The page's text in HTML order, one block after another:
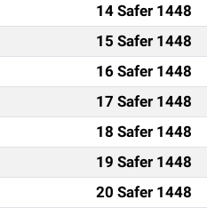
14 Safer 1448
15 Safer 1448
16 Safer 1448
17 Safer 1448
18 Safer 1448
19 Safer 1448
20 Safer 1448